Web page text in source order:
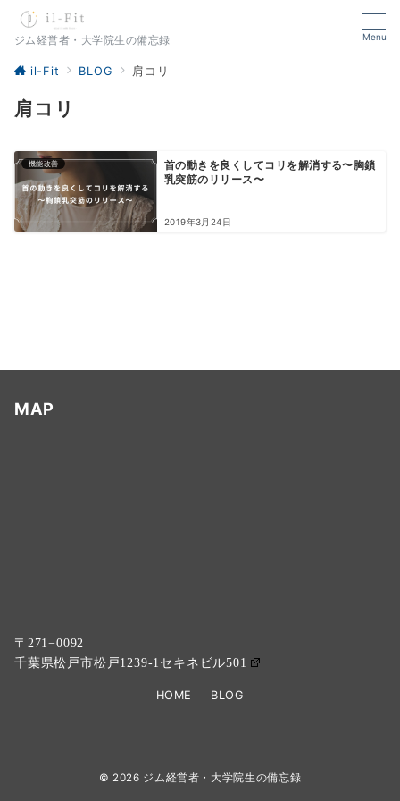
Menu
ジム経営者・大学院生の備忘録
il-Fit BLOG 肩コリ
肩コリ
機能改善
首の動きを良くしてコリを解消する〜胸鎖
乳突筋のリリース〜
2019年3月24日
MAP
〒271−0092
千葉県松戸市松戸1239-1セキネビル501
HOME BLOG
© 2026 ジム経営者・大学院生の備忘録